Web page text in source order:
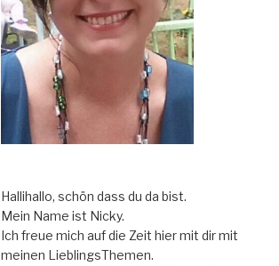
Hallihallo, schön dass du da bist.
Mein Name ist Nicky.
Ich freue mich auf die Zeit hier mit dir mit
meinen LieblingsThemen.